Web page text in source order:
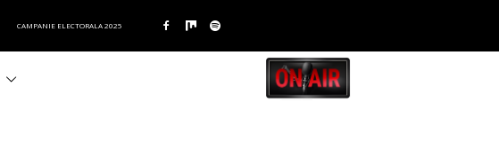
CAMPANIE ELECTORALA 2025